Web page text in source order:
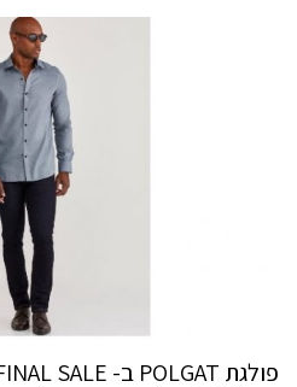
פולגת POLGAT ב- FINAL SALE .